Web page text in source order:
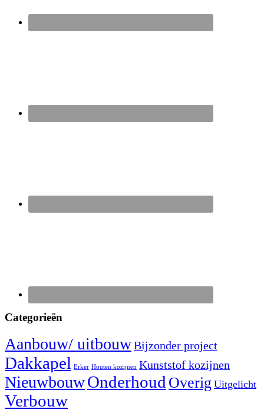
Categorieën
Aanbouw/ uitbouwBijzonder project
Dakkapel Erker Houten kozijnen Kunststof kozijnen
NieuwbouwOnderhoud Overig Uitgelicht
Verbouw